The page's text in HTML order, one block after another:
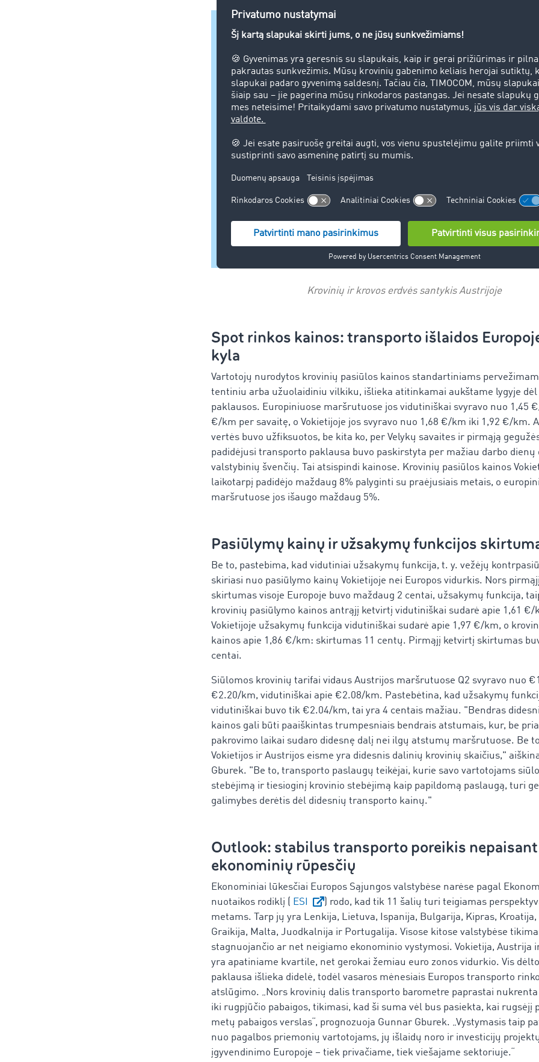
Krovinių ir krovos erdvės santykis Austrijoje
Spot rinkos kainos: transporto išlaidos
kyla
Vartotojų nurodytos krovinių pasiūlos kainos standartiniams
tentiniu arba užuolaidiniu vilkiku, išlieka atitinkamai aukštame lygyje
paklausos. Europiniuose maršrutuose jos vidutiniškai svyravo nuo 1,45
€/km per savaitę, o Vokietijoje jos svyravo nuo 1,68 €/km iki 1,92 €/km.
vertės buvo užfiksuotos, be kita ko, per Velykų savaites ir pirmąją
padidėjusi transporto paklausa buvo paskirstyta per mažiau darbo dienų
valstybinių švenčių. Tai atsispindi kainose. Krovinių pasiūlos kainos
laikotarpį padidėjo maždaug 8% palyginti su praėjusiais metais, o
maršrutuose jos išaugo maždaug 5%.
Pasiūlymų kainų ir užsakymų funkcijos
Be to, pastebima, kad vidutiniai užsakymų funkcija, t. y. vežėjų
skiriasi nuo pasiūlymo kainų Vokietijoje nei Europos vidurkis. Nors
skirtumas visoje Europoje buvo maždaug 2 centai, užsakymų funkcija,
krovinių pasiūlymo kainos antrąjį ketvirtį vidutiniškai sudarė apie 1,61 €/
Vokietijoje užsakymų funkcija vidutiniškai sudarė apie 1,97 €/km, o
kainos apie 1,86 €/km: skirtumas 11 centų. Pirmąjį ketvirtį skirtumas
centai.
Siūlomos krovinių tarifai vidaus Austrijos maršrutuose Q2 svyravo nuo
€2.20/km, vidutiniškai apie €2.08/km. Pastebėtina, kad užsakymų
vidutiniškai buvo tik €2.04/km, tai yra 4 centais mažiau. "Bendras
kainos gali būti paaiškintas trumpesniais bendrais atstumais, kur, be
pakrovimo laikai sudaro didesnę dalį nei ilgų atstumų maršrutuose. Be
Vokietijos ir Austrijos eisme yra didesnis dalinių krovinių skaičius,"
Gburek. "Be to, transporto paslaugų teikėjai, kurie savo vartotojams
stebėjimą ir tiesioginį krovinio stebėjimą kaip papildomą paslaugą, turi
galimybes derėtis dėl didesnių transporto kainų."
Outlook: stabilus transporto poreikis nepaisant
ekonominių rūpesčių
Ekonominiai lūkesčiai Europos Sąjungos valstybėse narėse pagal
nuotaikos rodiklį (
ESI
) rodo, kad tik 11 šalių turi teigiamas
metams. Tarp jų yra Lenkija, Lietuva, Ispanija, Bulgarija, Kipras, Kroatija,
Graikija, Malta, Juodkalnija ir Portugalija. Visose kitose valstybėse
stagnuojančio ar net neigiamo ekonominio vystymosi. Vokietija, Austrija
yra apatiniame kvartile, net gerokai žemiau euro zonos vidurkio. Vis
paklausa išlieka didelė, todėl vasaros mėnesiais Europos transporto
atslūgimo. „Nors krovinių dalis transporto barometre paprastai nukrenta
iki rugpjūčio pabaigos, tikimasi, kad ši suma vėl bus pasiekta, kai rugsėjį
metų pabaigos verslas“, prognozuoja Gunnar Gburek. „Vystymasis taip
nuo pagalbos priemonių vartotojams, jų išlaidų noro ir investicijų
įgyvendinimo Europoje – tiek privačiame, tiek viešajame sektoriuje.“